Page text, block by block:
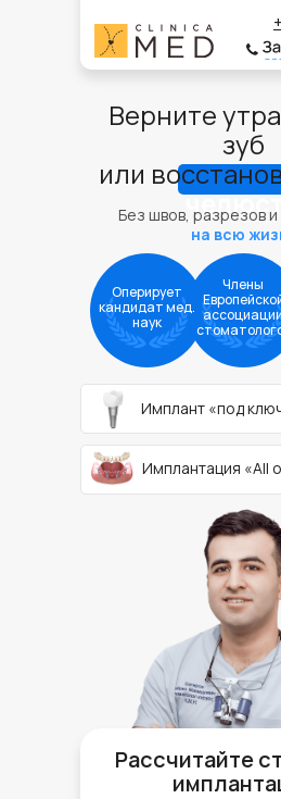
Верните
зуб
или
Без швов, разрезов и
на всю
Имплант «под
Имплантация «All
Члены
Оперирует
кандидат мед.
наук
Рассчитайте